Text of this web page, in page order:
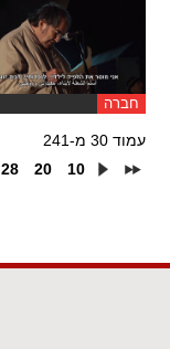
חברה
עמוד 30 מ-241
10
20
28